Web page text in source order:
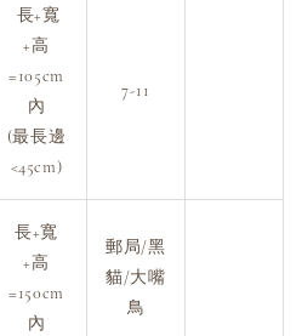
長+寬
+高
=105cm
內
(最長邊
<45cm)
7-11
長+寬
+高
=150cm
內
郵局/黑
貓/大嘴
鳥